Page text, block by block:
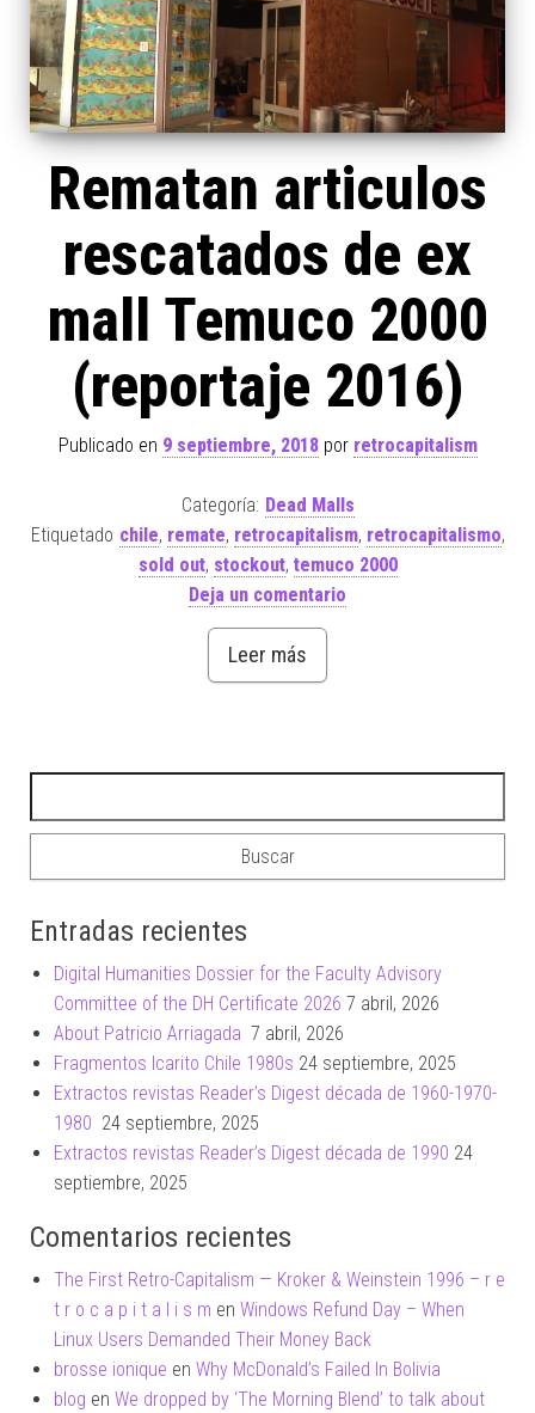
Rematan articulos
rescatados de ex
mall Temuco 2000
(reportaje 2016)
Publicado en 9 septiembre, 2018por retrocapitalism
Categoría: Dead Malls
Etiquetado chile, remate, retrocapitalism, retrocapitalismo,
sold out, stockout, temuco 2000
Deja un comentario
Leer más
Entradas recientes
Digital Humanities Dossier for the Faculty Advisory
Committee of the DH Certificate 2026 7 abril, 2026
About Patricio Arriagada 7 abril, 2026
Fragmentos Icarito Chile 1980s 24 septiembre, 2025
Extractos revistas Reader’s Digest década de 1960-1970-
1980 24 septiembre, 2025
Extractos revistas Reader’s Digest década de 1990 24
septiembre, 2025
Comentarios recientes
The First Retro-Capitalism — Kroker & Weinstein 1996 – r e
t r o c a p i t a l i s m en Windows Refund Day – When
Linux Users Demanded Their Money Back
brosse ionique en Why McDonald’s Failed In Bolivia
blog en We dropped by ‘The Morning Blend’ to talk about